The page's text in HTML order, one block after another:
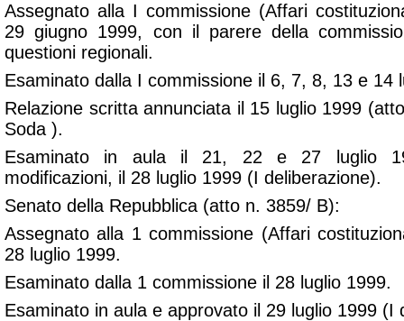
Assegnato alla I commissione (Affari
29 giugno 1999, con il parere della
questioni regionali.
Esaminato dalla I commissione il 6, 7, 8, 13 e 14
Relazione scritta annunciata il 15 luglio 1999
Soda ).
Esaminato in aula il 21, 22 e 27 luglio
modificazioni, il 28 luglio 1999 (I deliberazione).
Senato della Repubblica (atto n. 3859/ B):
Assegnato alla 1 commissione (Affari
28 luglio 1999.
Esaminato dalla 1 commissione il 28 luglio 1999.
Esaminato in aula e approvato il 29 luglio 1999 (I